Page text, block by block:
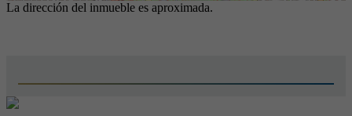
La dirección del inmueble es aproximada.